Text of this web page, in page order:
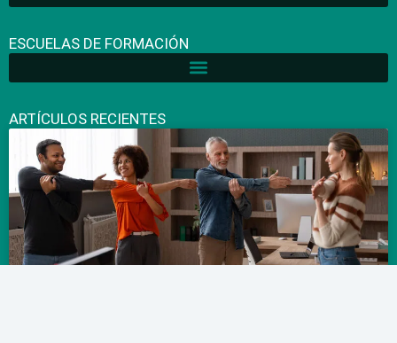
ESCUELAS DE FORMACIÓN
ARTÍCULOS RECIENTES